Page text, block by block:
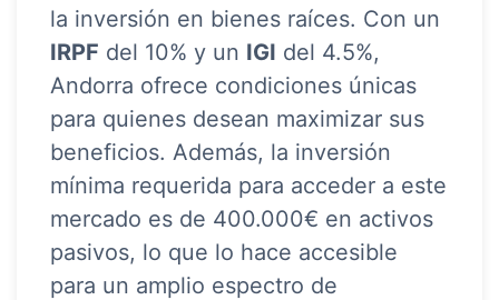
la inversión en bienes raíces. Con un
IRPF del 10% y un IGI del 4.5%,
Andorra ofrece condiciones únicas
para quienes desean maximizar sus
beneficios. Además, la inversión
mínima requerida para acceder a este
mercado es de 400.000€ en activos
pasivos, lo que lo hace accesible
para un amplio espectro de